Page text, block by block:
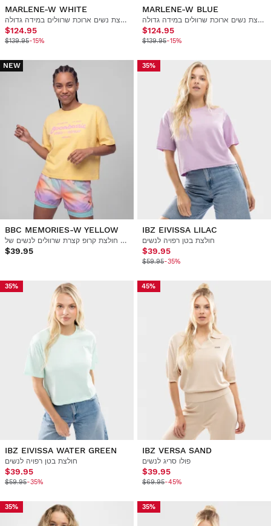
MARLENE-W WHITE
חולצת נשים ארוכת שרוולים במידה גדולה
$124.95
$139.95-15%
MARLENE-W BLUE
חולצת נשים ארוכת שרוולים במידה גדולה
$124.95
$139.95-15%
NEW
BBC MEMORIES-W YELLOW
חולצת קרופ קצרת שרוולים לנשים של Boombastic
$39.95
35%
IBZ EIVISSA LILAC
חולצת בטן רפויה לנשים
$39.95
$59.95-35%
35%
IBZ EIVISSA WATER GREEN
חולצת בטן רפויה לנשים
$39.95
$59.95-35%
45%
IBZ VERSA SAND
פולו סריג לנשים
$39.95
$69.95-45%
35% 35%